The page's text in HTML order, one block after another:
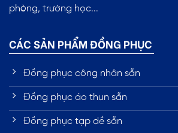
phòng, trường học...
CÁC SẢN PHẨM ĐỒNG PHỤC
Đồng phục công nhân sẵn
Đồng phục áo thun sẵn
Đồng phục tạp dề sẵn